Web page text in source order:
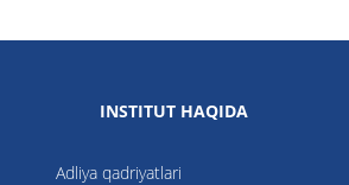
INSTITUT HAQIDA
Adliya qadriyatlari